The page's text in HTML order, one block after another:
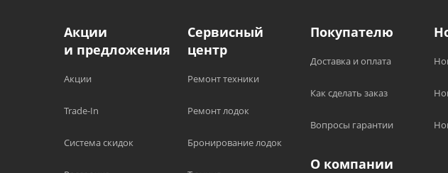
Акции
и предложения
Акции
Trade-In
Система скидок
Сервисный
центр
Ремонт техники
Ремонт лодок
Бронирование лодок
Покупателю
Доставка и оплата
Как сделать заказ
Вопросы гарантии
О компании